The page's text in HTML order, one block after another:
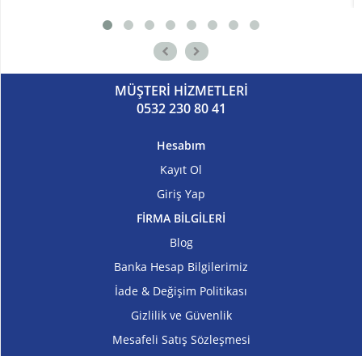
MÜŞTERİ HİZMETLERİ
0532 230 80 41
Hesabım
Kayıt Ol
Giriş Yap
FİRMA BİLGİLERİ
Blog
Banka Hesap Bilgilerimiz
İade & Değişim Politikası
Gizlilik ve Güvenlik
Mesafeli Satış Sözleşmesi